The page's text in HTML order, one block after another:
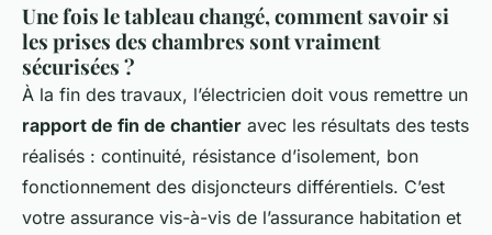
Une fois le tableau changé, comment savoir si
les prises des chambres sont vraiment
sécurisées ?
À la fin des travaux, l’électricien doit vous remettre un
rapport de fin de chantier avec les résultats des tests
réalisés : continuité, résistance d’isolement, bon
fonctionnement des disjoncteurs différentiels. C’est
votre assurance vis-à-vis de l’assurance habitation et